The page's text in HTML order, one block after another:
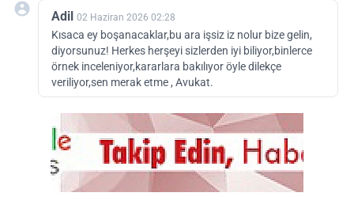
Adil 02 Haziran 2026 02:28
Kısaca ey boşanacaklar,bu ara işsiz iz nolur bize gelin,
diyorsunuz! Herkes herşeyi sizlerden iyi biliyor,binlerce
örnek inceleniyor,kararlara bakılıyor öyle dilekçe
veriliyor,sen merak etme , Avukat.